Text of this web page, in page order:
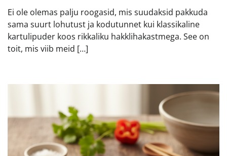
Ei ole olemas palju roogasid, mis suudaksid pakkuda
sama suurt lohutust ja kodutunnet kui klassikaline
kartulipuder koos rikkaliku hakklihakastmega. See on
toit, mis viib meid […]